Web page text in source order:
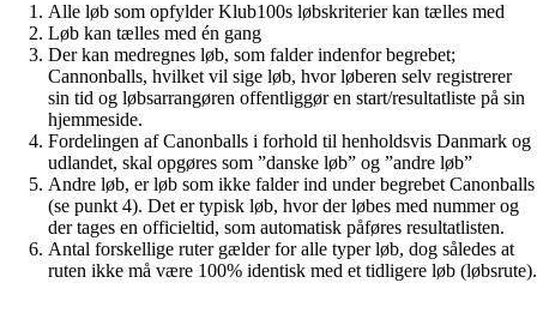
Alle løb som opfylder Klub100s løbskriterier kan tælles med
Løb kan tælles med én gang
Der kan medregnes løb, som falder indenfor begrebet;
Cannonballs, hvilket vil sige løb, hvor løberen selv registrerer
sin tid og løbsarrangøren offentliggør en start/resultatliste på sin
hjemmeside.
Fordelingen af Canonballs i forhold til henholdsvis Danmark og
udlandet, skal opgøres som ”danske løb” og ”andre løb”
Andre løb, er løb som ikke falder ind under begrebet Canonballs
(se punkt 4). Det er typisk løb, hvor der løbes med nummer og
der tages en officieltid, som automatisk påføres resultatlisten.
Antal forskellige ruter gælder for alle typer løb, dog således at
ruten ikke må være 100% identisk med et tidligere løb (løbsrute).